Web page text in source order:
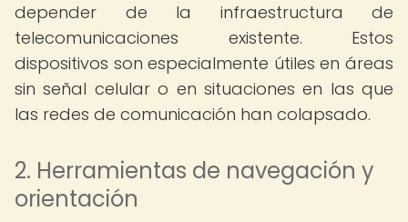
depender de la infraestructura de
telecomunicaciones existente. Estos
dispositivos son especialmente útiles en áreas
sin señal celular o en situaciones en las que
las redes de comunicación han colapsado.
2. Herramientas de navegación y
orientación